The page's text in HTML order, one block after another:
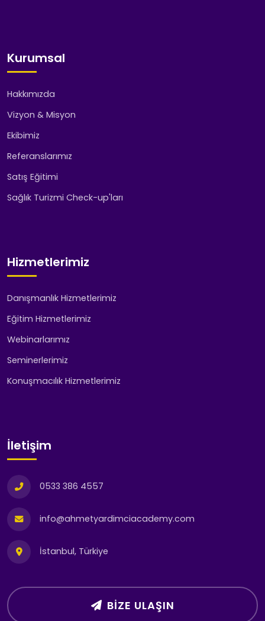
Kurumsal
Hakkımızda
Vizyon & Misyon
Ekibimiz
Referanslarımız
Satış Eğitimi
Sağlık Turizmi Check-up'ları
Hizmetlerimiz
Danışmanlık Hizmetlerimiz
Eğitim Hizmetlerimiz
Webinarlarımız
Seminerlerimiz
Konuşmacılık Hizmetlerimiz
İletişim
0533 386 4557
info@ahmetyardimciacademy.com
İstanbul, Türkiye
BIZE ULAŞIN